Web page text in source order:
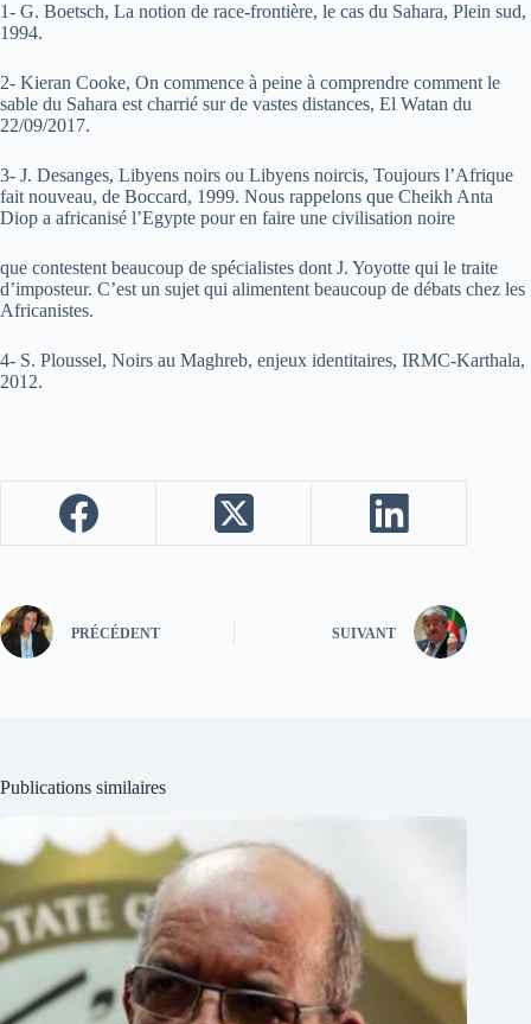
1- G. Boetsch, La notion de race-frontière, le cas du Sahara, Plein sud,
1994.
2- Kieran Cooke, On commence à peine à comprendre comment le
sable du Sahara est charrié sur de vastes distances, El Watan du
22/09/2017.
3- J. Desanges, Libyens noirs ou Libyens noircis, Toujours l’Afrique
fait nouveau, de Boccard, 1999. Nous rappelons que Cheikh Anta
Diop a africanisé l’Egypte pour en faire une civilisation noire
que contestent beaucoup de spécialistes dont J. Yoyotte qui le traite
d’imposteur. C’est un sujet qui alimentent beaucoup de débats chez les
Africanistes.
4- S. Ploussel, Noirs au Maghreb, enjeux identitaires, IRMC-Karthala,
2012.
PRÉCÉDENT SUIVANT
Publications similaires